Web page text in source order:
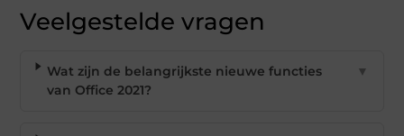
Veelgestelde vragen
Wat zijn de belangrijkste nieuwe functies
van Office 2021?
▼